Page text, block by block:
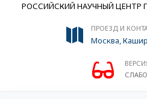
РОССИЙСКИЙ НАУЧНЫЙ ЦЕНТР
ПРОЕЗД И
Москва,